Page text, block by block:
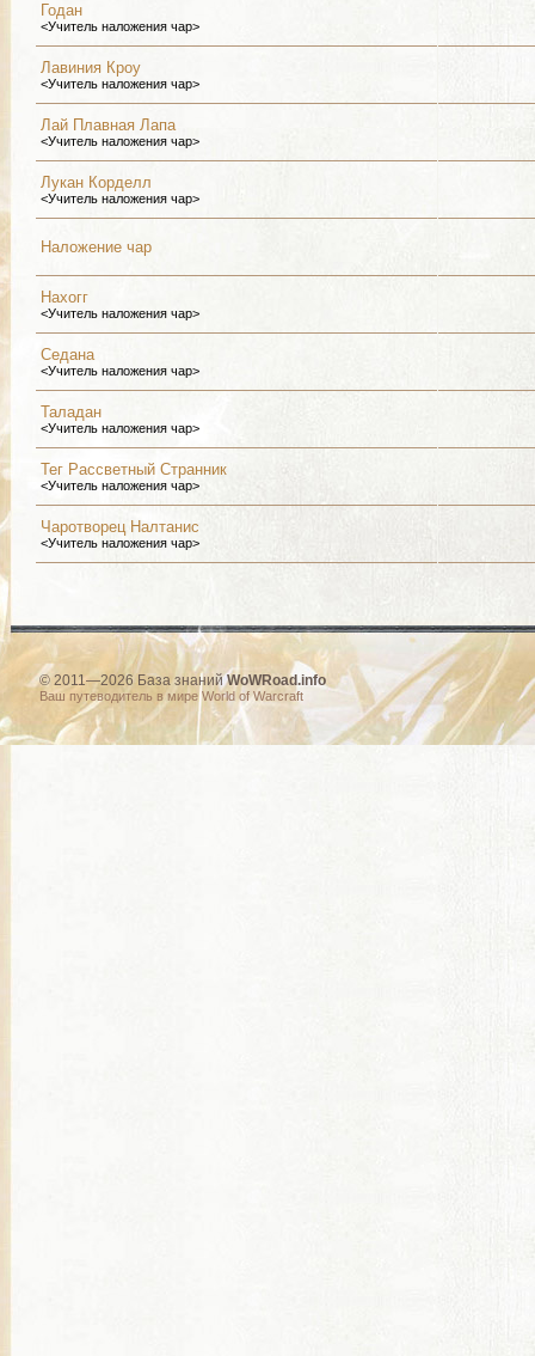
Годан
<Учитель наложения чар>
Лавиния Кроу
<Учитель наложения чар>
Лай Плавная Лапа
<Учитель наложения чар>
Лукан Корделл
<Учитель наложения чар>
Наложение чар
Нахогг
<Учитель наложения чар>
Седана
<Учитель наложения чар>
Таладан
<Учитель наложения чар>
Тег Рассветный Странник
<Учитель наложения чар>
Чаротворец Налтанис
<Учитель наложения чар>
© 2011—2026 База знанийWoWRoad.info
Ваш путеводитель в мире World of Warcraft